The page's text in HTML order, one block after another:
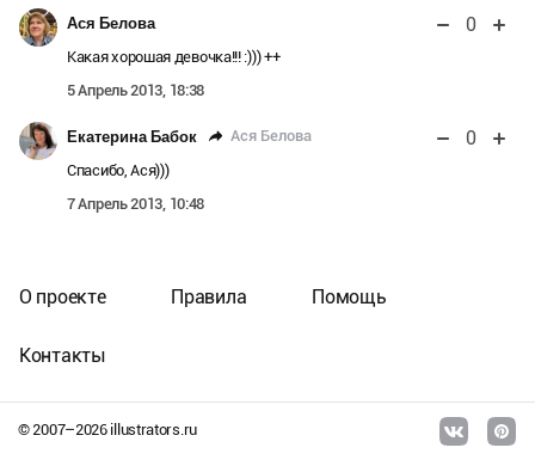
Ася Белова 0
Какая хорошая девочка!!! :))) ++
5 Апрель 2013, 18:38
Екатерина Бабок Ася Белова 0
Спасибо, Ася)))
7 Апрель 2013, 10:48
© 2007–2026illustrators.ru
О проекте Правила Помощь
Контакты